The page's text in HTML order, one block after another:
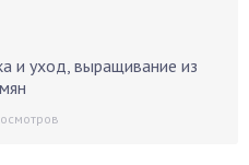
и уход, выращивание из